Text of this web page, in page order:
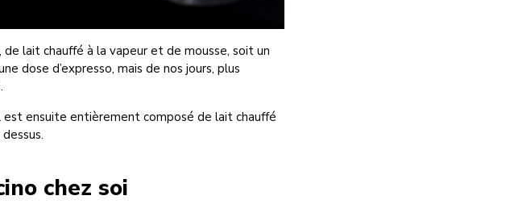
lait chauffé à la vapeur et de mousse, soit un
dose d’expresso, mais de nos jours, plus
est ensuite entièrement composé de lait chauffé
chez soi